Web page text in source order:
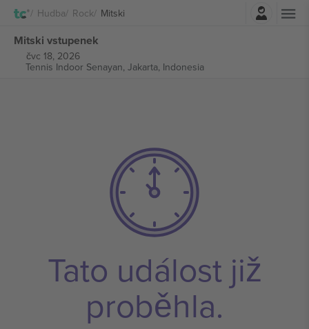
Hudba Rock Mitski
Mitski vstupenek
čvc 18, 2026
Tennis Indoor Senayan, Jakarta, Indonesia
Tato událost již
proběhla.